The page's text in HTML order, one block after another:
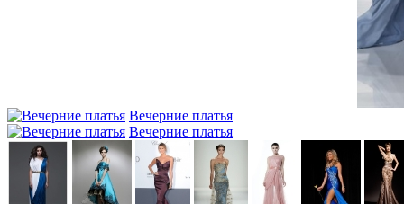
Вечерние платья
Вечерние платья